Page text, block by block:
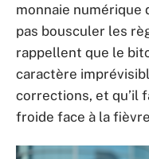
monnaie numérique
pas bousculer les
rappellent que le
caractère
corrections, et qu’il
froide face à la